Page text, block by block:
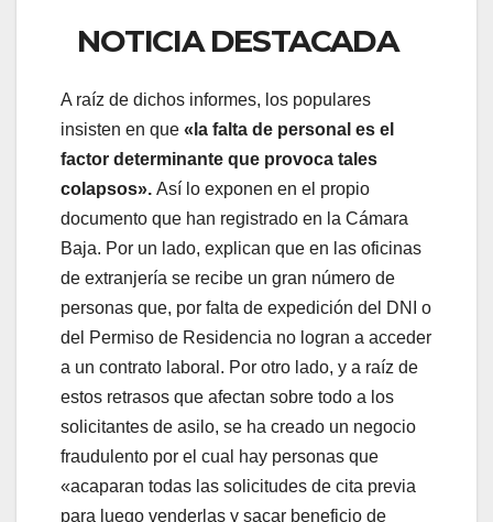
NOTICIA DESTACADA
A raíz de dichos informes, los populares
insisten en que «la falta de personal es el
factor determinante que provoca tales
colapsos». Así lo exponen en el propio
documento que han registrado en la Cámara
Baja. Por un lado, explican que en las oficinas
de extranjería se recibe un gran número de
personas que, por falta de expedición del DNI o
del Permiso de Residencia no logran a acceder
a un contrato laboral. Por otro lado, y a raíz de
estos retrasos que afectan sobre todo a los
solicitantes de asilo, se ha creado un negocio
fraudulento por el cual hay personas que
«acaparan todas las solicitudes de cita previa
para luego venderlas y sacar beneficio de